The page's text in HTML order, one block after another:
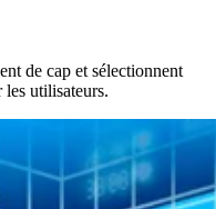
de cap et sélectionnent
les utilisateurs.